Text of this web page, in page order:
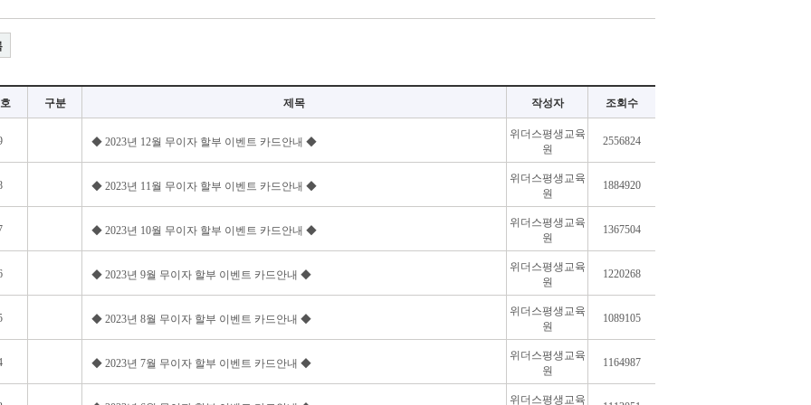
구분 제목 작성자 조회수
◆ 2023년 12월 무이자 할부 이벤트 카드안내 ◆
위더스평생교육
원
2556824
◆ 2023년 11월 무이자 할부 이벤트 카드안내 ◆
위더스평생교육
원
1884920
◆ 2023년 10월 무이자 할부 이벤트 카드안내 ◆
위더스평생교육
원
1367504
◆ 2023년 9월 무이자 할부 이벤트 카드안내 ◆
위더스평생교육
원
1220268
◆ 2023년 8월 무이자 할부 이벤트 카드안내 ◆
위더스평생교육
원
1089105
◆ 2023년 7월 무이자 할부 이벤트 카드안내 ◆
위더스평생교육
원
1164987
위더스평생교육